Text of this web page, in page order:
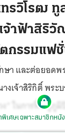
รวิโรฒ ทู
าฟ้าสิริวั
กรรมแฟ
ษา และต่อยอด
งเจ้าสิริกิติ์ พระ
” ในการฟื้นฟูภู
ารเป็นต้นแบบนวั
พิเศษเฉพาะสมาชิกหนั